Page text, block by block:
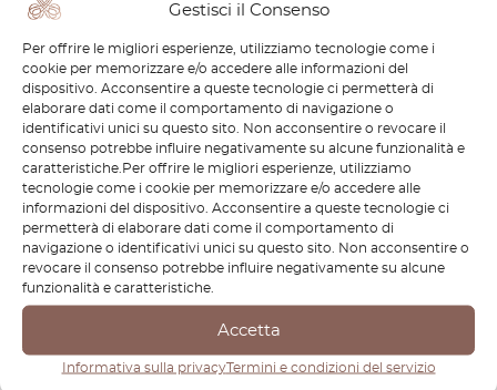
Gestisci il Consenso
Per offrire le migliori esperienze, utilizziamo tecnologie come i
cookie per memorizzare e/o accedere alle informazioni del
dispositivo. Acconsentire a queste tecnologie ci permetterà di
elaborare dati come il comportamento di navigazione o
identificativi unici su questo sito. Non acconsentire o revocare il
consenso potrebbe influire negativamente su alcune funzionalità e
caratteristiche.Per offrire le migliori esperienze, utilizziamo
tecnologie come i cookie per memorizzare e/o accedere alle
informazioni del dispositivo. Acconsentire a queste tecnologie ci
permetterà di elaborare dati come il comportamento di
navigazione o identificativi unici su questo sito. Non acconsentire o
revocare il consenso potrebbe influire negativamente su alcune
funzionalità e caratteristiche.
Accetta
Informativa sulla privacyTermini e condizioni del servizio
Il Lexus GS300 rappresenta la fusione ideale tra lusso,
comfort e prestazioni. Questa berlina è progettata per
offrire un’esperienza di guida raffinata, combinando motori
potenti con tecnologie avanzate. In OctoClassic, ci
impegniamo a mantenere gli alti standard del Lexus GS300.
Offriamo ricambi di alta qualità che aiutano a preservare il
design elegante e le prestazioni superiori del veicolo,
garantendo che continui a essere dinamico e affidabile
come il primo giorno. Con i nostri componenti progettati
con precisione, il tuo Lexus GS300 continuerà a offrire